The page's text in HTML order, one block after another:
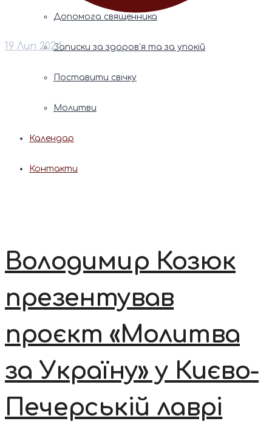
Допомога священника
Записки за здоров’я та за упокій
Поставити свічку
Молитви
Календар
Контакти
19 Лип 2024
Володимир Козюк
презентував
проєкт «Молитва
за Україну» у Києво-
Печерській лаврі